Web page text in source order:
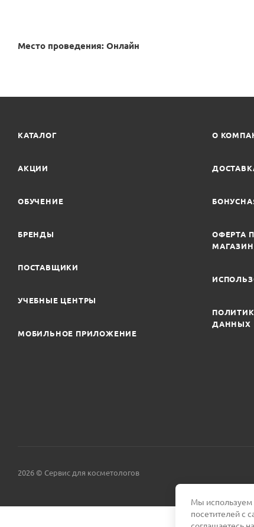
Место проведения: Онлайн
КАТАЛОГ
АКЦИИ
ОБУЧЕНИЕ
БРЕНДЫ
ПОСТАВЩИКИ
УЧЕБНЫЕ ЦЕНТРЫ
МОБИЛЬНОЕ ПРИЛОЖЕНИЕ
О
ОФЕРТА
МАГАЗИНЕ
ДАННЫХ
2026 © Сервис для косметологов
Мы используем
посетителей с